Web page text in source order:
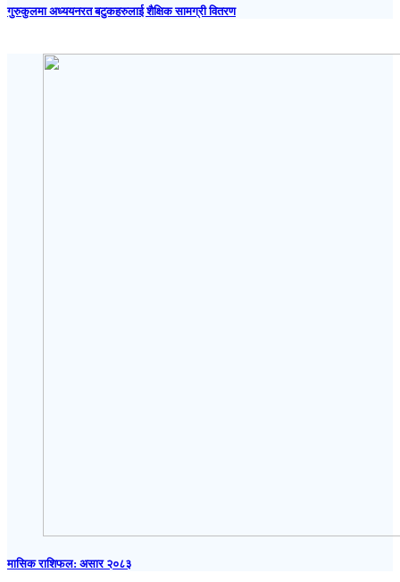
गुरुकुलमा अध्ययनरत बटुकहरुलाई शैक्षिक सामग्री वितरण
मासिक राशिफल: असार २०८३